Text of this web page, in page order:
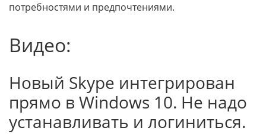
потребностями и предпочтениями.
Видео:
Новый Skype интегрирован
прямо в Windows 10. Не надо
устанавливать и логиниться.